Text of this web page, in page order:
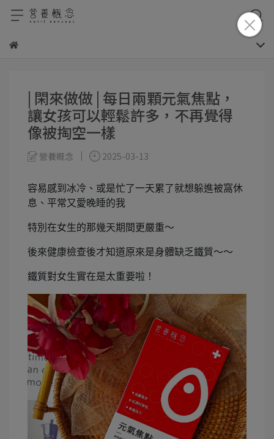
| 閑來做做 | 每日兩顆元氣焦點，
讓女孩可以輕鬆許多，不再覺得
像被掏空一樣
營養概念 2025-03-13
容易感到冰冷、或是忙了一天累了就想躲進被窩休
息、平常又愛晚睡的我
特別在女生的那幾天期間更嚴重～
後來健康檢查後才知道原來是身體缺乏鐵質～～
鐵質對女生實在是太重要啦！